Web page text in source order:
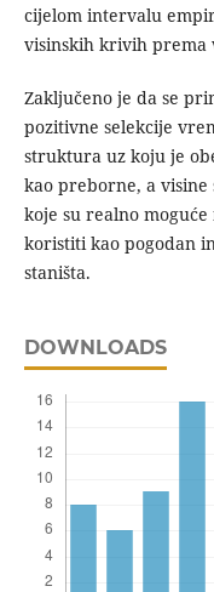
cijelom intervalu
visinskih krivih prema
Zaključeno je da se
pozitivne selekcije
struktura uz koju je
kao preborne, a
koje su realno
koristiti kao pogodan
staništa.
DOWNLOADS